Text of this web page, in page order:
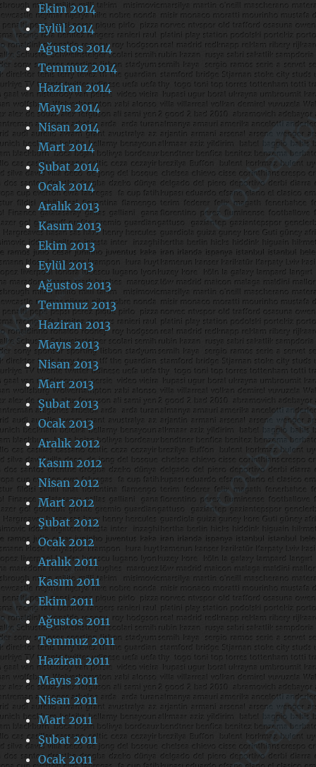
Ekim 2014
Eylül 2014
Ağustos 2014
Temmuz 2014
Haziran 2014
Mayıs 2014
Nisan 2014
Mart 2014
Şubat 2014
Ocak 2014
Aralık 2013
Kasım 2013
Ekim 2013
Eylül 2013
Ağustos 2013
Temmuz 2013
Haziran 2013
Mayıs 2013
Nisan 2013
Mart 2013
Şubat 2013
Ocak 2013
Aralık 2012
Kasım 2012
Nisan 2012
Mart 2012
Şubat 2012
Ocak 2012
Aralık 2011
Kasım 2011
Ekim 2011
Ağustos 2011
Temmuz 2011
Haziran 2011
Mayıs 2011
Nisan 2011
Mart 2011
Şubat 2011
Ocak 2011